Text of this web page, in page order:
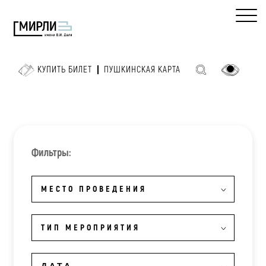
КУПИТЬ БИЛЕТ ПУШКИНСКАЯ КАРТА
Фильтры:
МЕСТО ПРОВЕДЕНИЯ
ТИП МЕРОПРИЯТИЯ